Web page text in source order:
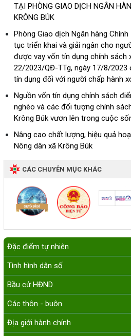
Đặc điểm tự nhiên
Tình hình dân số
Bầu cử HĐND
Các thôn - buôn
Địa giới hành chính
TẠI PHÒNG GIAO DỊCH NGÂN
KRÔNG BÚK
Phòng Giao dịch Ngân hàng
tục triển khai và giải ngân cho
được vay vốn tín dụng chính sách
22/2023/QĐ-TTg, ngày 17/8/2023
tín dụng đối với người chấp hành
Nguồn vốn tín dụng chính sách
nghèo và các đối tượng chính
Krông Búk vươn lên trong cuộc
Nâng cao chất lượng, hiệu quả
Nông dân xã Krông Búk
CÁC CHUYÊN MỤC KHÁC